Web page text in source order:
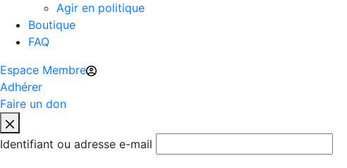
Agir en politique
Boutique
FAQ
Espace Membre
Adhérer
Faire un don
Identifiant ou adresse e-mail